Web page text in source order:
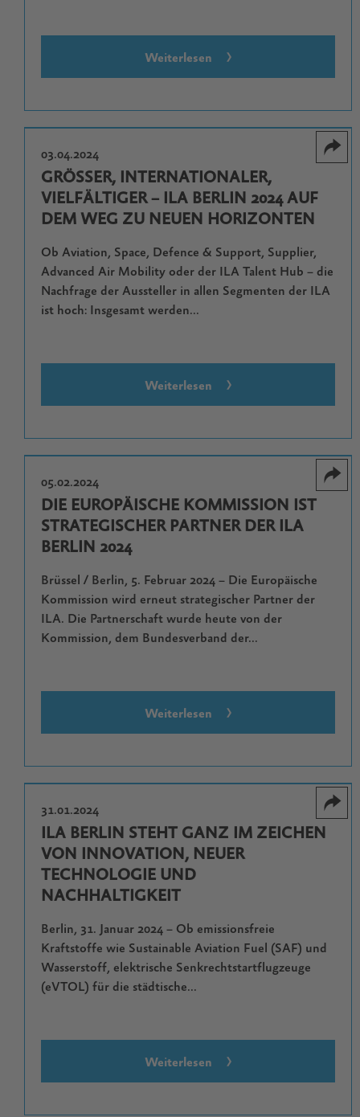
Weiterlesen
03.04.2024
GRÖSSER, INTERNATIONALER, V
IELFÄLTIGER – ILA BERLIN 2024 AUF D
EM WEG ZU NEUEN HORIZONTEN
Ob Aviation, Space, Defence & Support, Supplier,
Advanced Air Mobility oder der ILA Talent Hub – die
Nachfrage der Aussteller in allen Segmenten der ILA
ist hoch: Insgesamt werden...
Weiterlesen
05.02.2024
DIE EUROPÄISCHE KOMMISSION IST
STRATEGISCHER PARTNER DER ILA
BERLIN 2024
Brüssel / Berlin, 5. Februar 2024 – Die Europäische
Kommission wird erneut strategischer Partner der
ILA. Die Partnerschaft wurde heute von der
Kommission, dem Bundesverband der...
Weiterlesen
31.01.2024
ILA BERLIN STEHT GANZ IM ZEICHEN
VON INNOVATION, NEUER
TECHNOLOGIE UND
NACHHALTIGKEIT
Berlin, 31. Januar 2024 – Ob emissionsfreie
Kraftstoffe wie Sustainable Aviation Fuel (SAF) und
Wasserstoff, elektrische Senkrechtstartflugzeuge
(eVTOL) für die städtische...
Weiterlesen